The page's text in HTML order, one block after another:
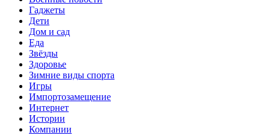
Гаджеты
Дети
Дом и сад
Еда
Звёзды
Здоровье
Зимние виды спорта
Игры
Импортозамещение
Интернет
Истории
Компании